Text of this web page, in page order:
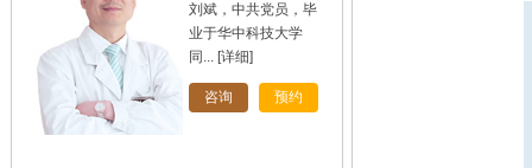
[详细]
咨询 预约
[详细]
咨询 预约
刘斌，中共党员，毕
业于华中科技大学
同... [详细]
咨询 预约